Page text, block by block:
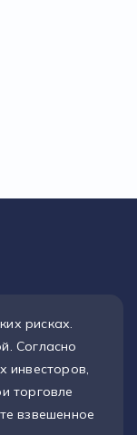
рисках.
Согласно
инвесторов,
торговле
взвешенное